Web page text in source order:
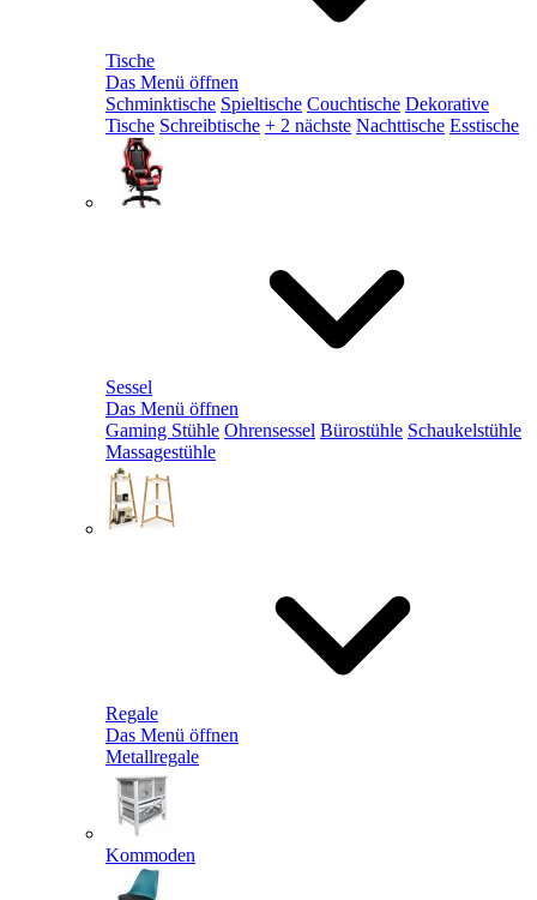
Tische
Das Menü öffnen
Schminktische Spieltische Couchtische Dekorative
Tische Schreibtische + 2 nächste Nachttische Esstische
Sessel
Das Menü öffnen
Gaming Stühle Ohrensessel Bürostühle Schaukelstühle
Massagestühle
Regale
Das Menü öffnen
Metallregale
Kommoden